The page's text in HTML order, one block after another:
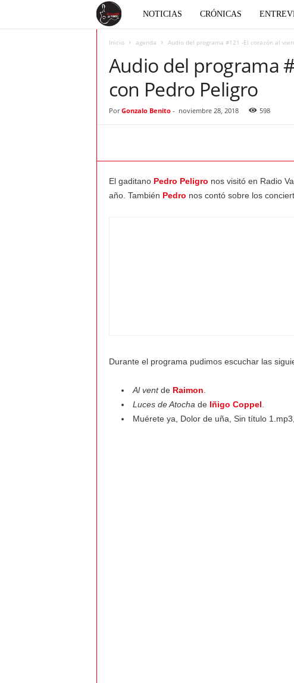
c
o
r
z
e
n
NOTICIAS CRÓNICAS
Inicio agenda Audio del programa #121 -El corazón al
Audio del programa
con Pedro Peligro
Por Gonzalo Benito- noviembre 28, 2018 598
El gaditano Pedro Peligro nos visitó en Radio
año. También Pedro nos contó sobre los
Durante el programa pudimos escuchar las
Al ventde Raimon
Luces de Atocha de Iñigo Coppel
Muérete ya, Dolor de uña, Sin título